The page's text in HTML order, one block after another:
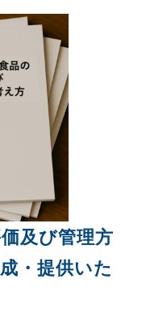
及び管理方
・提供いた